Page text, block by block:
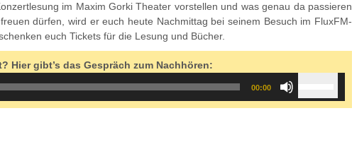
im Maxim Gorki Theater vorstellen und was genau da passieren
dürfen, wird er euch heute Nachmittag bei seinem Besuch im FluxFM-
euch Tickets für die Lesung und Bücher.
Hier gibt’s das Gespräch zum Nachhören:
00:00
Arrow